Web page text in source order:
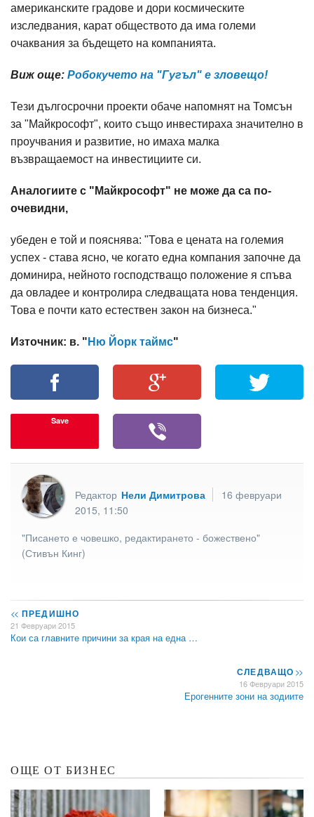
американските градове и дори космическите
изследвания, карат обществото да има големи
очаквания за бъдещето на компанията.
Виж още: Робокучето на "Гугъл" е зловещо!
Тези дългосрочни проекти обаче напомнят на Томсън
за "Майкрософт", които също инвестираха значително в
проучвания и развитие, но имаха малка
възвращаемост на инвестициите си.
Аналогиите с "Майкрософт" не може да са по-
очевидни,
убеден е той и пояснява: "Това е цената на големия
успех - става ясно, че когато една компания започне да
доминира, нейното господстващо положение я спъва
да овладее и контролира следващата нова тенденция.
Това е почти като естествен закон на бизнеса."
Източник: в. " Ню Йорк таймс"
Save
Редактор Нели Димитрова
16 февруари
2015, 11:50
"Писането е човешко, редактирането - божествено"
(Стивън Кинг)
<< ПРЕДИШНО
21 Февруари 2015
Кои са главните причини за края на една …
СЛЕДВАЩО>>
16 Февруари 2015
Ерогенните зони на зодиите
ОЩЕ ОТ БИЗНЕС